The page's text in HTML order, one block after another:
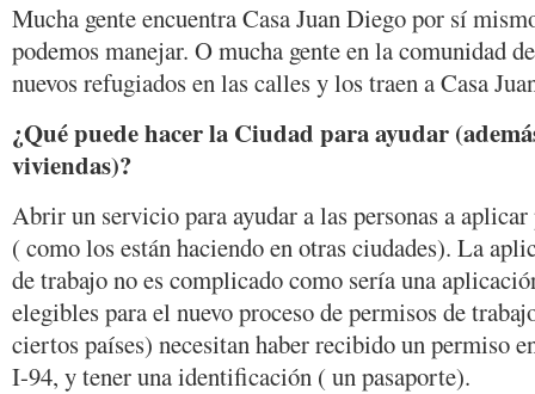
Mucha gente encuentra Casa Juan Diego por sí
podemos manejar. O mucha gente en la comunidad
nuevos refugiados en las calles y los traen a Casa
¿Qué puede hacer la Ciudad para ayudar
viviendas)?
Abrir un servicio para ayudar a las personas a
( como los están haciendo en otras ciudades). La
de trabajo no es complicado como sería una
elegibles para el nuevo proceso de permisos de
ciertos países) necesitan haber recibido un permiso
I-94, y tener una identificación ( un pasaporte).